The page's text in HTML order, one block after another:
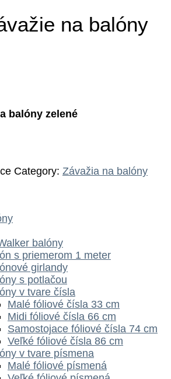
na balóny
balóny zelené
Category: Závažia na balóny
balóny
s priemerom 1 meter
girlandy
s potlačou
v tvare čísla
Malé fóliové čísla 33 cm
Midi fóliové čísla 66 cm
Samostojace fóliové čísla 74 cm
Veľké fóliové čísla 86 cm
v tvare písmena
Malé fóliové písmená